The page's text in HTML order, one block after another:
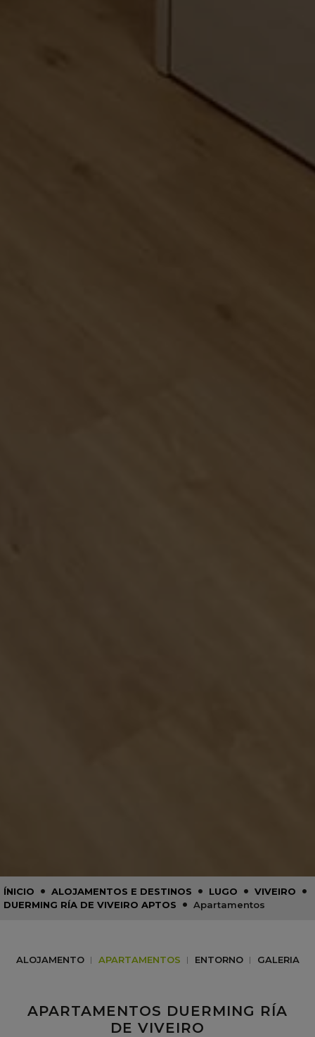
ÍNICIO • ALOJAMENTOS E DESTINOS • LUGO • VIVEIRO •
DUERMING RÍA DE VIVEIRO APTOS • Apartamentos
ALOJAMENTO APARTAMENTOS ENTORNO GALERIA
APARTAMENTOS DUERMING RÍA
DE VIVEIRO